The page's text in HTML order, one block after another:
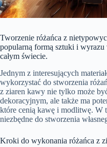
Tworzenie różańca z
popularną formą sztuki i
całym świecie.
Jednym z interesujących
wykorzystać do stworzenia
z ziaren kawy nie tylko może
dekoracyjnym, ale także ma
które cenią kawę i modlitwę.
niezbędne do stworzenia
Kroki do wykonania różańca z